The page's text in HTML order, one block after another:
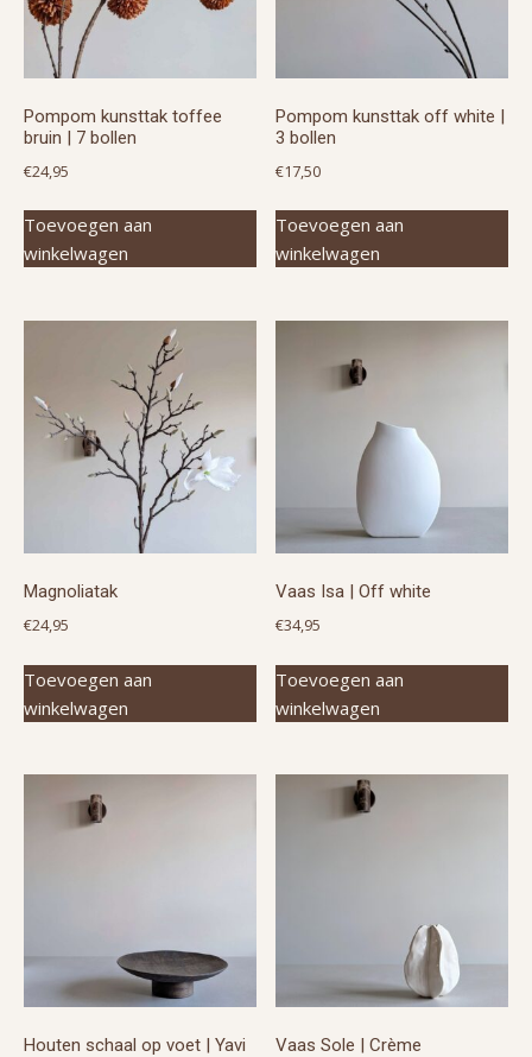
Pompom kunsttak toffee
bruin | 7 bollen
€24,95
Toevoegen aan
winkelwagen
Pompom kunsttak off white |
3 bollen
€17,50
Toevoegen aan
winkelwagen
Magnoliatak
€24,95
Toevoegen aan
winkelwagen
Vaas Isa | Off white
€34,95
Toevoegen aan
winkelwagen
Houten schaal op voet | Yavi
Vaas Sole | Crème